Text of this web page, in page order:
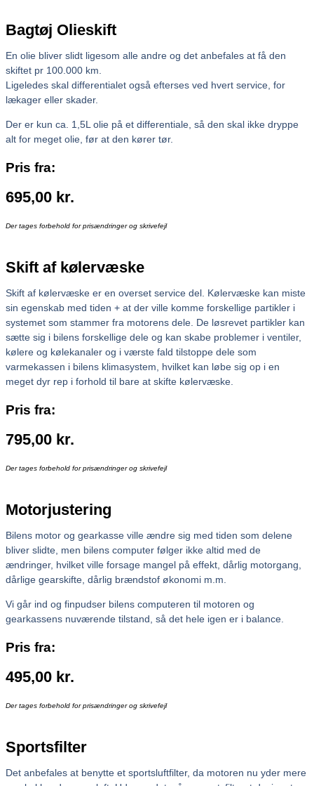
Bagtøj Olieskift
En olie bliver slidt ligesom alle andre og det anbefales at få den
skiftet pr 100.000 km.
Ligeledes skal differentialet også efterses ved hvert service, for
lækager eller skader.
Der er kun ca. 1,5L olie på et differentiale, så den skal ikke dryppe
alt for meget olie, før at den kører tør.
Pris fra:
695,00 kr.
Der tages forbehold for prisændringer og skrivefejl
Skift af kølervæske
Skift af kølervæske er en overset service del. Kølervæske kan miste
sin egenskab med tiden + at der ville komme forskellige partikler i
systemet som stammer fra motorens dele. De løsrevet partikler kan
sætte sig i bilens forskellige dele og kan skabe problemer i ventiler,
kølere og kølekanaler og i værste fald tilstoppe dele som
varmekassen i bilens klimasystem, hvilket kan løbe sig op i en
meget dyr rep i forhold til bare at skifte kølervæske.
Pris fra:
795,00 kr.
Der tages forbehold for prisændringer og skrivefejl
Motorjustering
Bilens motor og gearkasse ville ændre sig med tiden som delene
bliver slidte, men bilens computer følger ikke altid med de
ændringer, hvilket ville forsage mangel på effekt, dårlig motorgang,
dårlige gearskifte, dårlig brændstof økonomi m.m.
Vi går ind og finpudser bilens computeren til motoren og
gearkassens nuværende tilstand, så det hele igen er i balance.
Pris fra:
495,00 kr.
Der tages forbehold for prisændringer og skrivefejl
Sportsfilter
Det anbefales at benytte et sportsluftfilter, da motoren nu yder mere